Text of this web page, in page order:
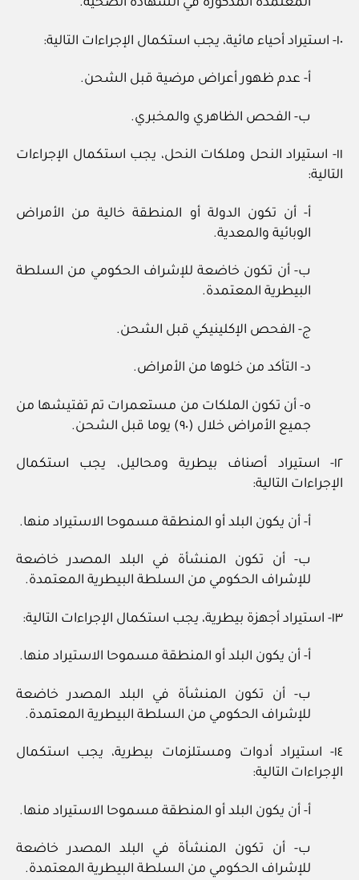
المعتمدة المذكورة في الشهادة الصحية.
١٠- استيراد أحياء مائية، يجب استكمال الإجراءات التالية:
أ- عدم ظهور أعراض مرضية قبل الشحن.
ب- الفحص الظاهري والمخبري.
١١- استيراد النحل وملكات النحل، يجب استكمال الإجراءات
التالية:
أ- أن تكون الدولة أو المنطقة خالية من الأمراض
الوبائية والمعدية.
ب- أن تكون خاضعة للإشراف الحكومي من السلطة
البيطرية المعتمدة.
ج- الفحص الإكلينيكي قبل الشحن.
د- التأكد من خلوها من الأمراض.
ه- أن تكون الملكات من مستعمرات تم تفتيشها من
جميع الأمراض خلال (٩٠) يوما قبل الشحن.
١٢- استيراد أصناف بيطرية ومحاليل، يجب استكمال
الإجراءات التالية:
أ- أن يكون البلد أو المنطقة مسموحا الاستيراد منها.
ب- أن تكون المنشأة في البلد المصدر خاضعة
للإشراف الحكومي من السلطة البيطرية المعتمدة.
١٣- استيراد أجهزة بيطرية، يجب استكمال الإجراءات التالية:
أ- أن يكون البلد أو المنطقة مسموحا الاستيراد منها.
ب- أن تكون المنشأة في البلد المصدر خاضعة
للإشراف الحكومي من السلطة البيطرية المعتمدة.
١٤- استيراد أدوات ومستلزمات بيطرية، يجب استكمال
الإجراءات التالية:
أ- أن يكون البلد أو المنطقة مسموحا الاستيراد منها.
ب- أن تكون المنشأة في البلد المصدر خاضعة
للإشراف الحكومي من السلطة البيطرية المعتمدة.